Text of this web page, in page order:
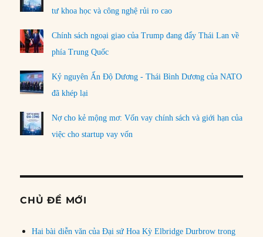
tư khoa học và công nghệ rủi ro cao
Chính sách ngoại giao của Trump đang đẩy Thái Lan về
phía Trung Quốc
Kỷ nguyên Ấn Độ Dương - Thái Bình Dương của NATO
đã khép lại
Nợ cho kẻ mộng mơ: Vốn vay chính sách và giới hạn của
việc cho startup vay vốn
CHỦ ĐỀ MỚI
Hai bài diễn văn của Đại sứ Hoa Kỳ Elbridge Durbrow trong